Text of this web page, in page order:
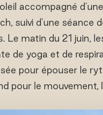
accompagné
suivi d'une séance
Le matin du 21 juin,
de yoga et de
pour épouser le
pour le mouvement,